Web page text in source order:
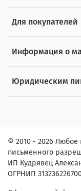
Для покупателей
Информация о
Юридическим
© 2010 - 2026 Любое
письменного
ИП Кудрявец
ОГРНИП